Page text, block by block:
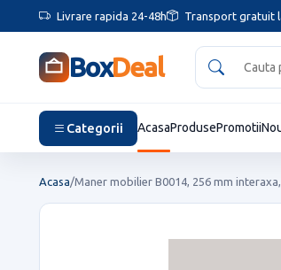
Livrare rapida 24-48h Transport gratuit
BoxDeal
Categorii AcasaProdusePromotii
Acasa/Maner mobilier B0014, 256 mm